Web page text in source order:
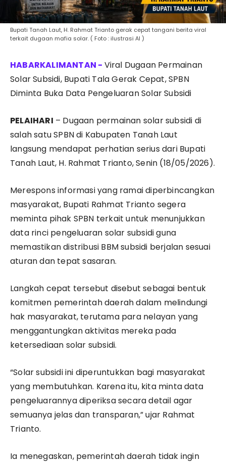
Bupati Tanah Laut, H. Rahmat Trianto gerak cepat tangani berita viral
terkait dugaan mafia solar. ( Foto : ilustrasi AI )
Viral Dugaan Permainan
Solar Subsidi, Bupati Tala Gerak Cepat, SPBN
Diminta Buka Data Pengeluaran Solar Subsidi
PELAIHARI – Dugaan permainan solar subsidi di
salah satu SPBN di Kabupaten Tanah Laut
langsung mendapat perhatian serius dari Bupati
Tanah Laut, H. Rahmat Trianto, Senin (18/05/2026).
Merespons informasi yang ramai diperbincangkan
masyarakat, Bupati Rahmat Trianto segera
meminta pihak SPBN terkait untuk menunjukkan
data rinci pengeluaran solar subsidi guna
memastikan distribusi BBM subsidi berjalan sesuai
aturan dan tepat sasaran.
Langkah cepat tersebut disebut sebagai bentuk
komitmen pemerintah daerah dalam melindungi
hak masyarakat, terutama para nelayan yang
menggantungkan aktivitas mereka pada
ketersediaan solar subsidi.
“Solar subsidi ini diperuntukkan bagi masyarakat
yang membutuhkan. Karena itu, kita minta data
pengeluarannya diperiksa secara detail agar
semuanya jelas dan transparan,” ujar Rahmat
Trianto.
Ia menegaskan, pemerintah daerah tidak ingin